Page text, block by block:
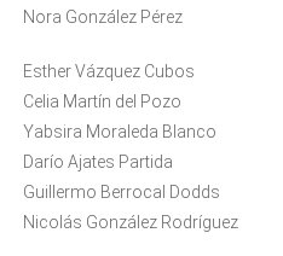
Nora González Pérez
Esther Vázquez Cubos
Celia Martín del Pozo
Yabsira Moraleda Blanco
Darío Ajates Partida
Guillermo Berrocal Dodds
Nicolás González Rodríguez